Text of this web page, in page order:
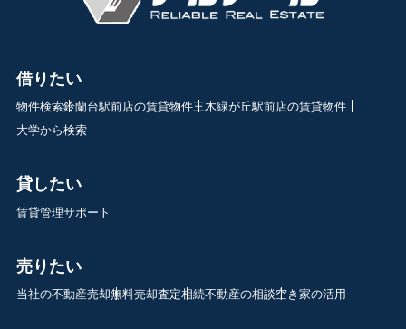
借りたい
物件検索鈴蘭台駅前店の賃貸物件三木緑が丘駅前店の賃貸物件
大学から検索
貸したい
賃貸管理サポート
売りたい
当社の不動産売却無料売却査定相続不動産の相談空き家の活用